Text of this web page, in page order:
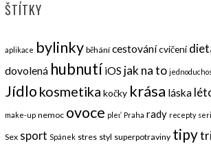
ŠTÍTKY
aplikace bylinky běhání cestovánícvičení
dovolená hubnutí iOS jak na to
Jídlo kosmetika kočky krása láska
make-up nemoc ovoce pleť Praha rady recepty
Sex sport Spánek stres styl superpotraviny tipy